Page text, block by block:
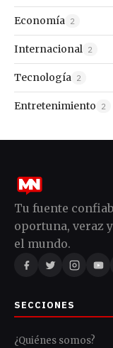
Economía 2
Internacional 2
Tecnología 2
Entretenimiento 2
Tu fuente
oportuna, veraz
el mundo.
SECCIONES
¿Quiénes somos?